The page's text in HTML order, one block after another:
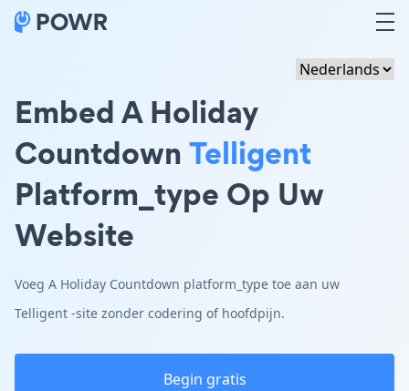
Embed A Holiday
CountdownTelligent
Platform_type Op Uw
Website
Voeg A Holiday Countdown platform_type toe aan uw
Telligent -site zonder codering of hoofdpijn.
Begin gratis